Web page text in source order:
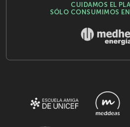
CUIDAMOS EL
SÓLO CONSUMIMOS